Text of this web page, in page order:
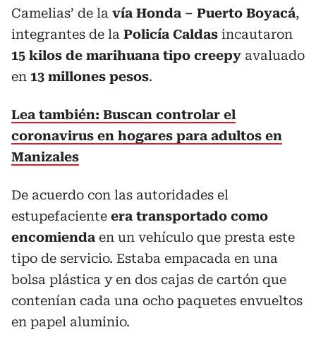
Camelias’ de la vía Honda – Puerto Boyacá,
integrantes de la Policía Caldas incautaron
15 kilos de marihuana tipo creepy avaluado
en 13 millones pesos.
Lea también: Buscan controlar el
coronavirus en hogares para adultos en
Manizales
De acuerdo con las autoridades el
estupefaciente era transportado como
encomienda en un vehículo que presta este
tipo de servicio. Estaba empacada en una
bolsa plástica y en dos cajas de cartón que
contenían cada una ocho paquetes envueltos
en papel aluminio.